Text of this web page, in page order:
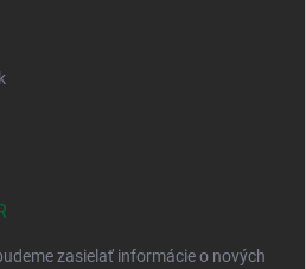
zasielať informácie o nových